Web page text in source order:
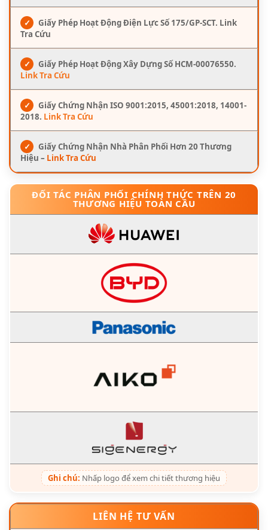
✓
Giấy Phép Hoạt Động Điện Lực Số 175/GP-SCT. Link
Tra Cứu
✓
Giấy Phép Hoạt Động Xây Dựng Số HCM-00076550.
Link Tra Cứu
✓
Giấy Chứng Nhận ISO 9001:2015, 45001:2018, 14001-
2018. Link Tra Cứu
✓
Giấy Chứng Nhận Nhà Phân Phối Hơn 20 Thương
Hiệu – Link Tra Cứu
ĐỐI TÁC PHÂN PHỐI CHÍNH THỨC TRÊN 20
THƯƠNG HIỆU TOÀN CẦU
Ghi chú: Nhấp logo để xem chi tiết thương hiệu
LIÊN HỆ TƯ VẤN